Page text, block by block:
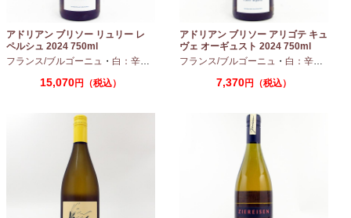
アドリアン ブリソー リュリー レ
ペルシュ 2024 750ml
フランス/ブルゴーニュ ・ 白：辛口 シャルドネ
15,070円（税込）
アドリアン ブリソー アリゴテ キュ
ヴェ オーギュスト 2024 750ml
フランス/ブルゴーニュ ・ 白：辛口
7,370円（税込）